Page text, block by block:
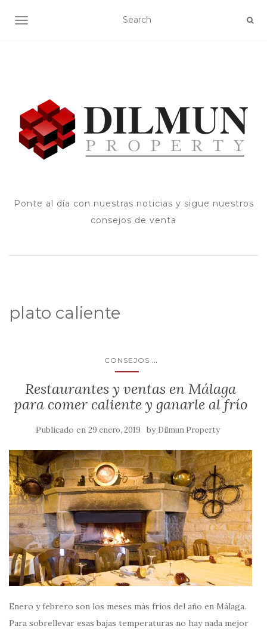
ALTERNAR NAVEGACIÓN
Ponte al día con nuestras noticias y sigue nuestros
consejos de venta
plato caliente
CONSEJOS ...
Restaurantes y ventas en Málaga
para comer caliente y ganarle al frío
Publicado en 29 enero, 2019 by Dilmun Property
Enero y febrero son los meses más fríos del año en Málaga.
Para sobrellevar esas bajas temperaturas no hay nada mejor